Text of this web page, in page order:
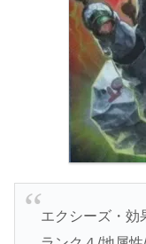
エクシーズ・効